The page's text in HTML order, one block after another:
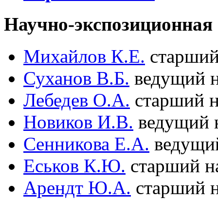
Научно-экспозиционная
Михайлов К.Е.
Суханов В.Б. ведущий
Лебедев О.А. старший
Новиков И.В. ведущий
Сенникова Е.А.
Еськов К.Ю. старший
Арендт Ю.А. старший